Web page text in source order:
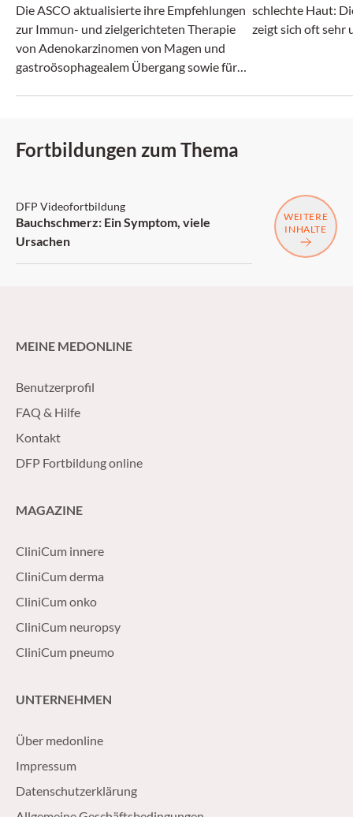
Die ASCO aktualisierte ihre Empfehlungen
zur Immun- und zielgerichteten Therapie
von Adenokarzinomen von Magen und
gastroösophagealem Übergang sowie für
schlechte Haut:
zeigt sich oft sehr
Fortbildungen zum Thema
DFP: 2 Punkte
DFP Videofortbildung
Bauchschmerz: Ein Symptom, viele
Ursachen
WEITERE
INHALTE
MEINE MEDONLINE
Benutzerprofil
FAQ & Hilfe
Kontakt
DFP Fortbildung online
MAGAZINE
CliniCum innere
CliniCum derma
CliniCum onko
CliniCum neuropsy
CliniCum pneumo
UNTERNEHMEN
Über medonline
Impressum
Datenschutzerklärung